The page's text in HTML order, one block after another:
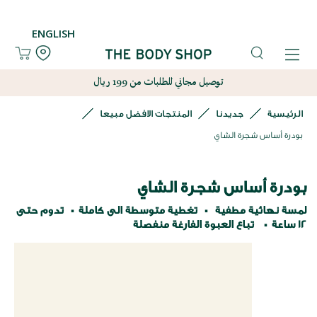
ENGLISH
توصيل مجاني للطلبات من 199 ريال
الرئيسية جديدنا المنتجات الافضل مبيعا
بودرة أساس شجرة الشاي
بودرة أساس شجرة الشاي
لمسة نهائية مطفية تغطية متوسطة الى كاملة
تدوم حتى
12 ساعة
تباع العبوة الفارغة منفصلة